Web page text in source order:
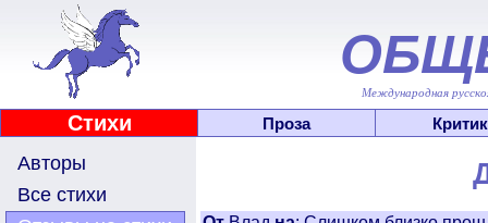
Международная
Стихи Проза
Авторы
Все стихи